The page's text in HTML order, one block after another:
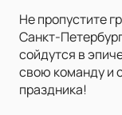
Не пропустите
Санкт-
сойдутся в
свою команду и
праздника!